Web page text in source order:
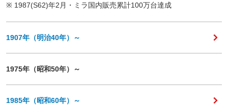
※ 1987(S62)年2月・ミラ国内販売累計100万台達成
1907年（明治40年）～
1975年（昭和50年）～
1985年（昭和60年）～